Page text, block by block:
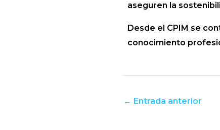
aseguren la
Desde el CPIM se
conocimiento
← Entrada anterior